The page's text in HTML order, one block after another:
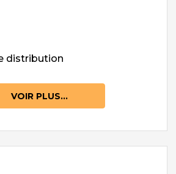
distribution
VOIR PLUS...